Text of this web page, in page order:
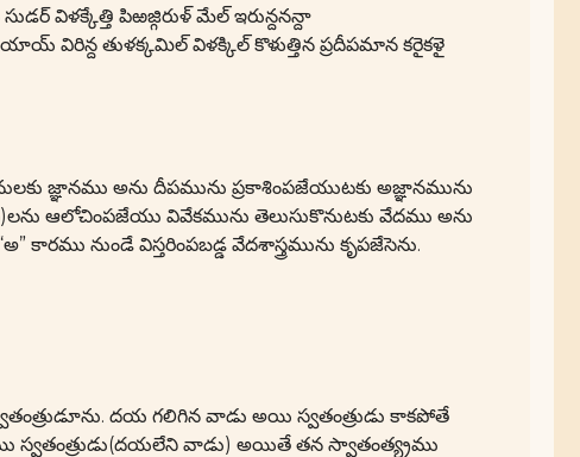
విళక్కేత్తి పిఱజ్గిరుళ్ మేల్ ఇరున్దనన్దా
విరిన్ద తుళక్కమిల్ విళక్కిల్ కొళుత్తిన ప్రదీపమాన కరైకళై
జ్ఞానము అను దీపమును ప్రకాశింపజేయుటకు అజ్ఞానమును
ఆలోచింపజేయు వివేకమును తెలుసుకొనుటకు వేదము అను
కారము నుండే విస్తరింపబడ్డ వేదశాస్త్రమును కృపజేసెను.
దయ గలిగిన వాడు అయి స్వతంత్రుడు కాకపోతే
స్వతంత్రుడు(దయలేని వాడు) అయితే తన స్వాతంత్య్రము